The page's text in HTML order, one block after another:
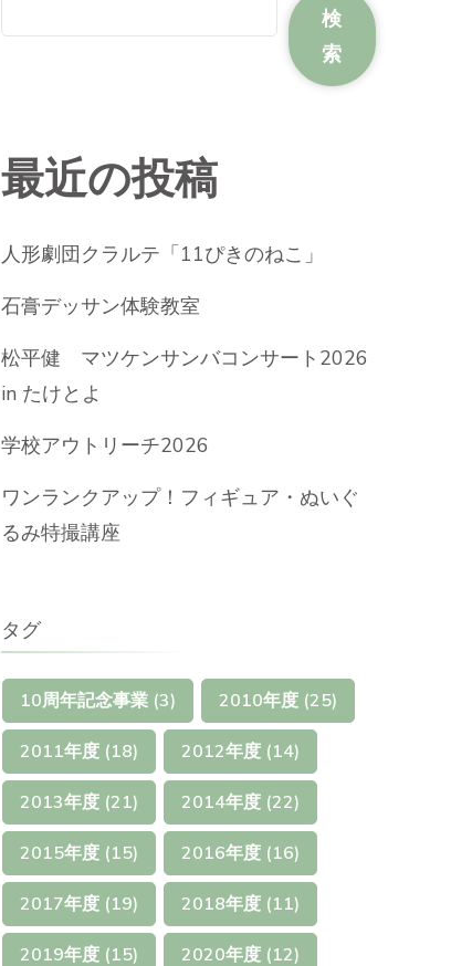
検
索
最近の投稿
人形劇団クラルテ「11ぴきのねこ」
石膏デッサン体験教室
松平健 マツケンサンバコンサート2026
in たけとよ
学校アウトリーチ2026
ワンランクアップ！フィギュア・ぬいぐ
るみ特撮講座
タグ
10周年記念事業(3) 2010年度(25)
2011年度(18) 2012年度(14)
2013年度(21) 2014年度(22)
2015年度(15) 2016年度(16)
2017年度(19) 2018年度(11)
2019年度(15) 2020年度(12)